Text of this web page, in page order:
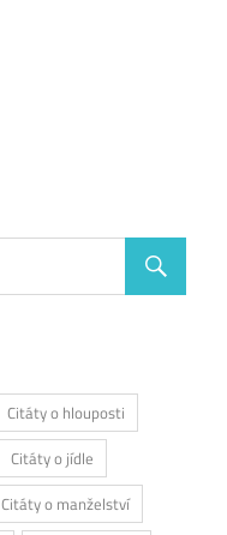
Citáty o hlouposti
Citáty o jídle
Citáty o manželství